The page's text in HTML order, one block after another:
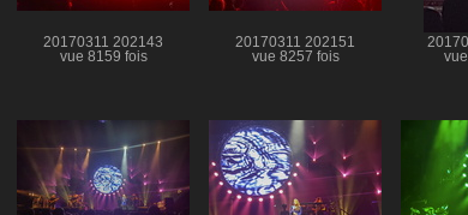
20170311 202143
vue 8159 fois
20170311 202151
vue 8257 fois